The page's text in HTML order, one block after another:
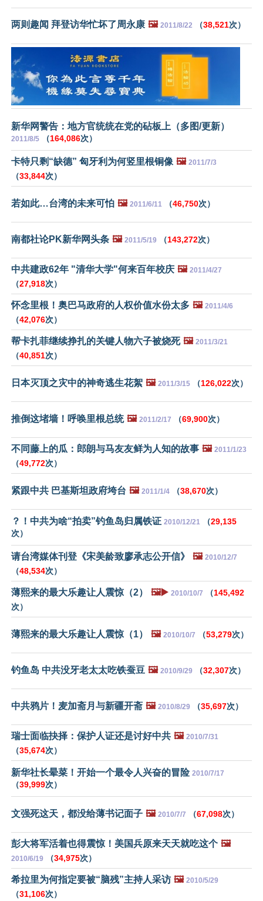
两则趣闻 拜登访华忙坏了周永康 🖼️ 2011/8/22 （38,521次）
新华网警告：地方官统统在党的砧板上（多图/更新）
2011/8/5 （164,086次）
卡特只剩“缺德” 匈牙利为何竖里根铜像 🖼️ 2011/7/3
（33,844次）
若如此…台湾的未来可怕 🖼️ 2011/6/11 （46,750次）
南都社论PK新华网头条 🖼️ 2011/5/19 （143,272次）
中共建政62年 "清华大学"何来百年校庆 🖼️ 2011/4/27
（27,918次）
怀念里根！奥巴马政府的人权价值水份太多 🖼️ 2011/4/6
（42,076次）
帮卡扎菲继续挣扎的关键人物六子被烧死 🖼️ 2011/3/21
（40,851次）
日本灭顶之灾中的神奇逃生花絮 🖼️ 2011/3/15 （126,022次）
推倒这堵墙！呼唤里根总统 🖼️ 2011/2/17 （69,900次）
不同藤上的瓜：郎朗与马友友鲜为人知的故事 🖼️ 2011/1/23
（49,772次）
紧跟中共 巴基斯坦政府垮台 🖼️ 2011/1/4 （38,670次）
？！中共为啥“拍卖”钓鱼岛归属铁证 2010/12/21 （29,135
次）
请台湾媒体刊登《宋美龄致廖承志公开信》 🖼️ 2010/12/7
（48,534次）
薄熙来的最大乐趣让人震惊（2） 🖼️▶️ 2010/10/7 （145,492
次）
薄熙来的最大乐趣让人震惊（1） 🖼️ 2010/10/7 （53,279次）
钓鱼岛 中共没牙老太太吃铁蚕豆 🖼️ 2010/9/29 （32,307次）
中共鸦片！麦加斋月与新疆开斋 🖼️ 2010/8/29 （35,697次）
瑞士面临抉择：保护人证还是讨好中共 🖼️ 2010/7/31
（35,674次）
新华社长晕菜！开始一个最令人兴奋的冒险 2010/7/17
（39,999次）
文强死这天，都没给薄书记面子 🖼️ 2010/7/7 （67,098次）
彭大将军活着也得震惊！美国兵原来天天就吃这个 🖼️
2010/6/19 （34,975次）
希拉里为何指定要被“脑残”主持人采访 🖼️ 2010/5/29
（31,106次）